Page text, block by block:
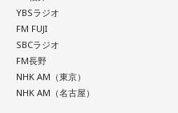
YBSラジオ
FM FUJI
SBCラジオ
FM長野
NHK AM（東京）
NHK AM（名古屋）